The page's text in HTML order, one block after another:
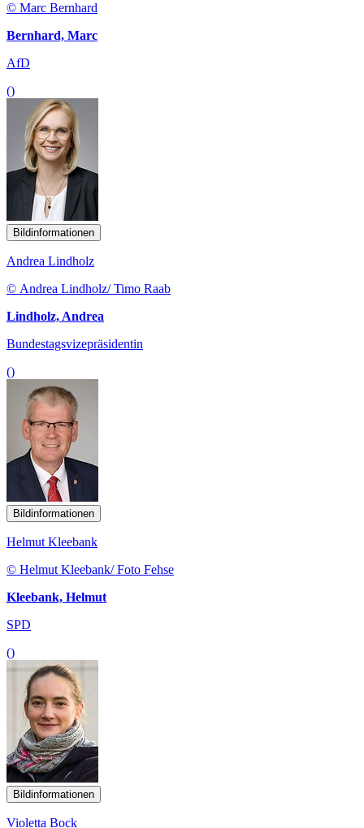
© Marc Bernhard
Bernhard, Marc
AfD
()
Bildinformationen
Andrea Lindholz
© Andrea Lindholz/ Timo Raab
Lindholz, Andrea
Bundestagsvizepräsidentin
()
Bildinformationen
Helmut Kleebank
© Helmut Kleebank/ Foto Fehse
Kleebank, Helmut
SPD
()
Bildinformationen
Violetta Bock